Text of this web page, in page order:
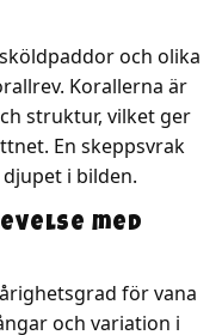
och olika
Korallerna är
struktur, vilket ger
En skeppsvrak
i bilden.
med
för vana
och variation i